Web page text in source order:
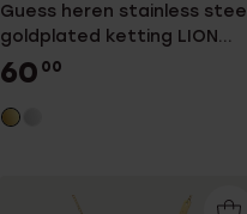
Guess heren stainless steel
goldplated ketting LION
KING
60 00